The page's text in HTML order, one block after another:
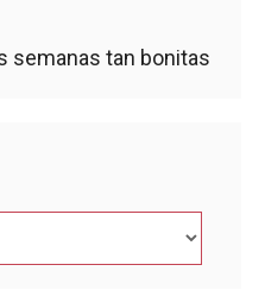
semanas tan bonitas